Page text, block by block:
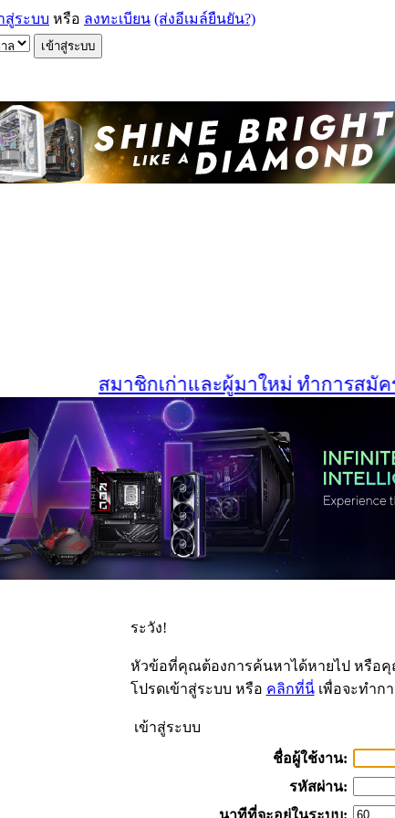
สู่ระบบ หรือ ลงทะเบียน (ส่งอีเมล์ยืนยัน?)
สมาชิกเก่าและผู้มาใหม่ ทำการสมัค
ระวัง!
หัวข้อที่คุณต้องการค้นหาได้หายไป หรือ
โปรดเข้าสู่ระบบ หรือ คลิกที่นี่เพื่อจะทำกา
เข้าสู่ระบบ
ชื่อผู้ใช้งาน:
รหัสผ่าน:
นาทีที่จะอยู่ในระบบ: